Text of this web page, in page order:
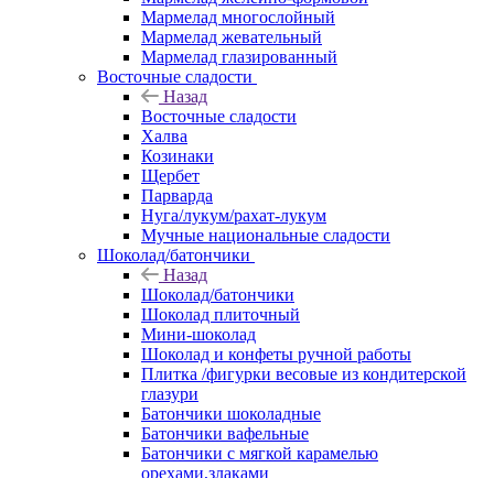
Мармелад многослойный
Мармелад жевательный
Мармелад глазированный
Восточные сладости
Назад
Восточные сладости
Халва
Козинаки
Щербет
Парварда
Нуга/лукум/рахат-лукум
Мучные национальные сладости
Шоколад/батончики
Назад
Шоколад/батончики
Шоколад плиточный
Мини-шоколад
Шоколад и конфеты ручной работы
Плитка /фигурки весовые из кондитерской
глазури
Батончики шоколадные
Батончики вафельные
Батончики с мягкой карамелью
орехами,злаками